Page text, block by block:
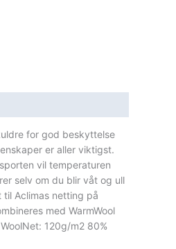
for god beskyttelse
er aller viktigst.
vil temperaturen
selv om du blir våt og ull
Aclimas netting på
med WarmWool
120g/m2 80%